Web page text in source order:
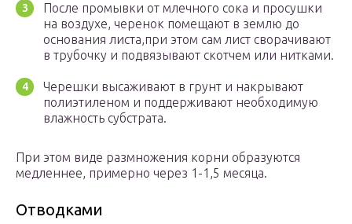
После промывки от млечного сока и просушки
на воздухе, черенок помещают в землю до
основания листа,при этом сам лист сворачивают
в трубочку и подвязывают скотчем или нитками.
Черешки высаживают в грунт и накрывают
полиэтиленом и поддерживают необходимую
влажность субстрата.
При этом виде размножения корни образуются
медленнее, примерно через 1-1,5 месяца.
Отводками